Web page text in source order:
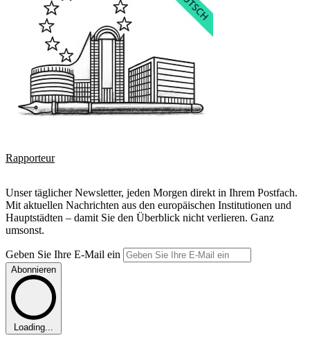
Rapporteur
Unser täglicher Newsletter, jeden Morgen direkt in Ihrem Postfach.
Mit aktuellen Nachrichten aus den europäischen Institutionen und
Hauptstädten – damit Sie den Überblick nicht verlieren. Ganz
umsonst.
Geben Sie Ihre E-Mail ein
Abonnieren
Loading...